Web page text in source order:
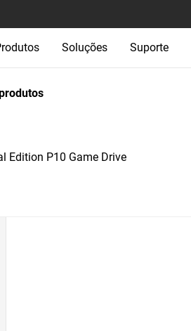
Soluções Suporte
Edition P10 Game Drive